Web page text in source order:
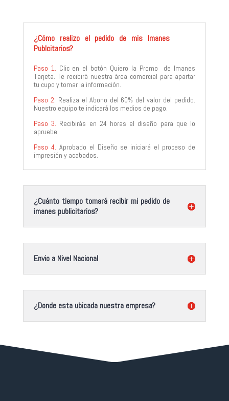
¿Cómo realizo el pedido de mis Imanes
Publcitarios?
Paso 1. Clic en el botón Quiero la Promo de Imanes
Tarjeta. Te recibirá nuestra área comercial para apartar
tu cupo y tomar la información.
Paso 2. Realiza el Abono del 60% del valor del pedido.
Nuestro equipo te indicará los medios de pago.
Paso 3. Recibirás en 24 horas el diseño para que lo
apruebe.
Paso 4. Aprobado el Diseño se iniciará el proceso de
impresión y acabados.
¿Cuánto tiempo tomará recibir mi pedido de
imanes publicitarios?
Envio a Nivel Nacional
¿Donde esta ubicada nuestra empresa?